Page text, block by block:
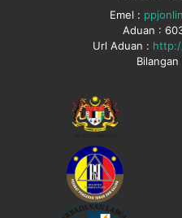
Emel :
Aduan :
Url Aduan :